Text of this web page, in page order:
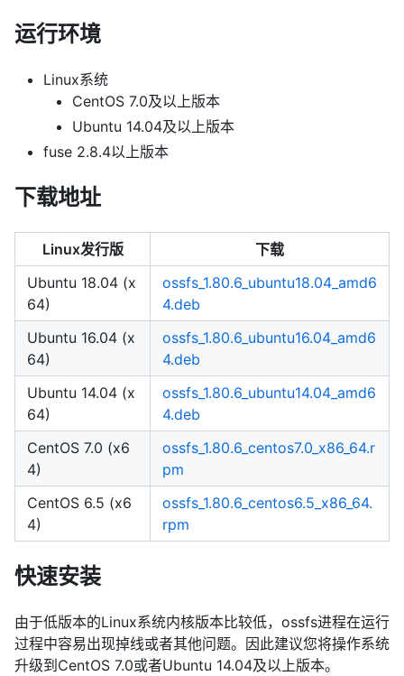
运行环境
Linux系统
CentOS 7.0及以上版本
Ubuntu 14.04及以上版本
fuse 2.8.4以上版本
下载地址
Linux发行版
下载
Ubuntu 18.04 (x
64)
ossfs_1.80.6_ubuntu18.04_amd6
4.deb
Ubuntu 16.04 (x
64)
ossfs_1.80.6_ubuntu16.04_amd6
4.deb
Ubuntu 14.04 (x
64)
ossfs_1.80.6_ubuntu14.04_amd6
4.deb
CentOS 7.0 (x6
4)
ossfs_1.80.6_centos7.0_x86_64.r
pm
CentOS 6.5 (x6
4)
ossfs_1.80.6_centos6.5_x86_64.
rpm
快速安装
由于低版本的Linux系统内核版本比较低，ossfs进程在运行
过程中容易出现掉线或者其他问题。因此建议您将操作系统
升级到CentOS 7.0或者Ubuntu 14.04及以上版本。